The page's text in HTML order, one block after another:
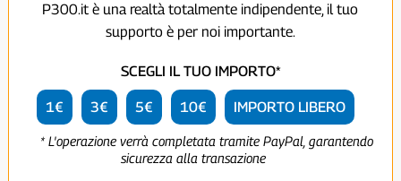
P300.it è una realtà totalmente indipendente, il tuo
supporto è per noi importante.
SCEGLI IL TUO IMPORTO*
1€ 3€ 5€ 10€ IMPORTO LIBERO
* L'operazione verrà completata tramite PayPal, garantendo
sicurezza alla transazione